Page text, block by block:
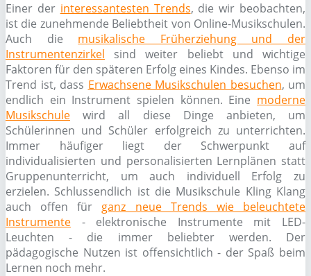
Einer der interessantesten Trends, die wir beobachten,
ist die zunehmende Beliebtheit von Online-Musikschulen.
Auch die musikalische Früherziehung und der
Instrumentenzirkel sind weiter beliebt und wichtige
Faktoren für den späteren Erfolg eines Kindes. Ebenso im
Trend ist, dass Erwachsene Musikschulen besuchen, um
endlich ein Instrument spielen können. Eine moderne
Musikschule wird all diese Dinge anbieten, um
Schülerinnen und Schüler erfolgreich zu unterrichten.
Immer häufiger liegt der Schwerpunkt auf
individualisierten und personalisierten Lernplänen statt
Gruppenunterricht, um auch individuell Erfolg zu
erzielen. Schlussendlich ist die Musikschule Kling Klang
auch offen für ganz neue Trends wie beleuchtete
Instrumente - elektronische Instrumente mit LED-
Leuchten - die immer beliebter werden. Der
pädagogische Nutzen ist offensichtlich - der Spaß beim
Lernen noch mehr.